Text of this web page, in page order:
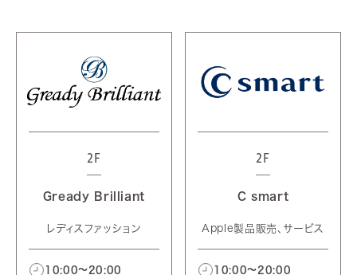
2F
Gready Brilliant
レディスファッション
10:00～20:00
2F
C smart
Apple製品販売、サービス
10:00～20:00